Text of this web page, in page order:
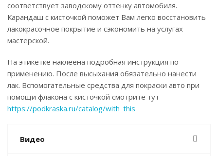
соответствует заводскому оттенку автомобиля.
Карандаш с кисточкой поможет Вам легко восстановить
лакокрасочное покрытие и сэкономить на услугах
мастерской.
На этикетке наклеена подробная инструкция по
применению. После высыхания обязательно нанести
лак. Вспомогательные средства для покраски авто при
помощи флакона с кисточкой смотрите тут
https://podkraska.ru/catalog/with_this
Видео